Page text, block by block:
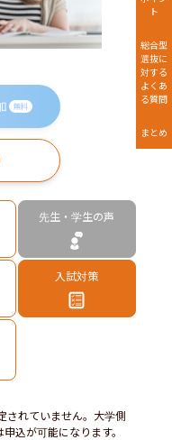
無料
先生・学生の声
入試対策
されていません。大学側
込が可能になります。
ト
総合型
選抜に
対する
よくあ
る質問
まとめ